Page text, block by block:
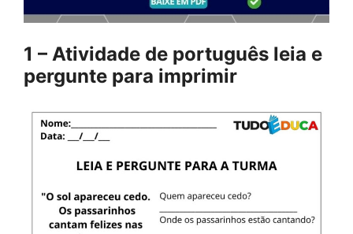
1 – Atividade de português leia e
pergunte para imprimir